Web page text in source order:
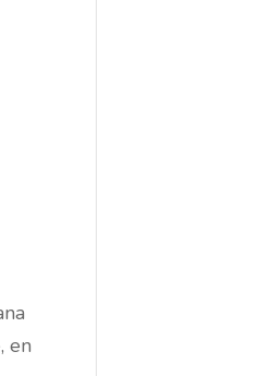
en